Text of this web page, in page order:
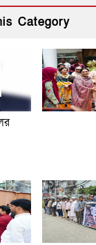
Category